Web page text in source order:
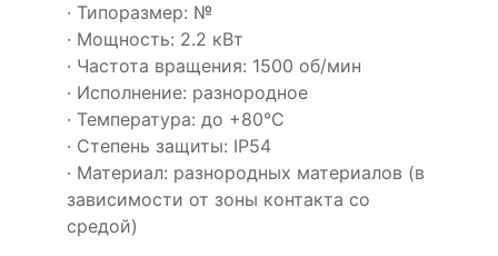
· Типоразмер: №
· Мощность: 2.2 кВт
· Частота вращения: 1500 об/мин
· Исполнение: разнородное
· Температура: до +80°С
· Степень защиты: IP54
· Материал: разнородных материалов (в
зависимости от зоны контакта со
средой)